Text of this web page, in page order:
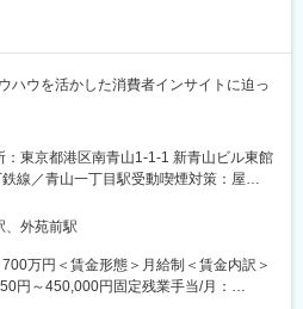
す。
につけたいスキル、挑戦したい業務につ
」のではなく、自身の意思でキャリアを
な魅力です。
470億円、従業員数は約1,450名規模へ成
外で積極的な設備投資を続けており、
ハウを活かした消費者インサイトに迫っ
アル等、商品開発全般をお任せいたし
“体験”そのものをつくる役割になり、中長
も主体的に参画していただきます。
&折衝
：東京都港区南青山1-1-1 新青山ビル東館
線／青山一丁目駅受動喫煙対策：屋内
社の定める事業所（リモートワーク含
、外苑前駅
万円＜賃金形態＞月給制＜賃金内訳＞
円～450,000円固定残業手当/月：